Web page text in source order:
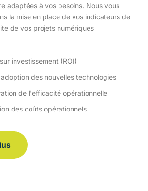
adaptées à vos besoins. Nous vous
la mise en place de vos indicateurs de
de vos projets numériques
investissement (ROI)
des nouvelles technologies
de l'efficacité opérationnelle
des coûts opérationnels